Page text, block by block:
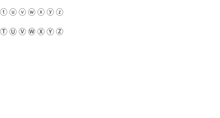
ⓤ ⓥ ⓦ ⓧ ⓨ ⓩ
Ⓤ Ⓥ Ⓦ Ⓧ Ⓨ Ⓩ